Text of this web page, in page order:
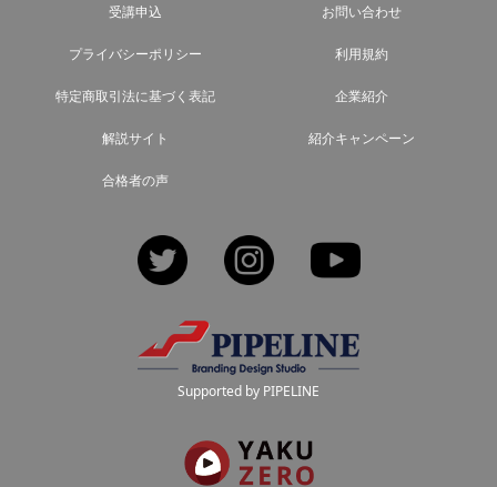
受講申込 お問い合わせ
プライバシーポリシー 利用規約
特定商取引法に基づく表記 企業紹介
解説サイト 紹介キャンペーン
合格者の声
Twitter Instagram
Supported by PIPELINE